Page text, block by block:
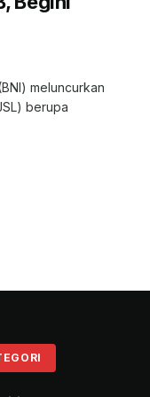
meluncurkan
berupa